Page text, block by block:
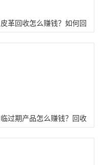
皮革回收怎么赚钱？如何回
收旧皮革倒手卖差价！
临过期产品怎么赚钱？回收
临期牛奶/食品赚钱案例